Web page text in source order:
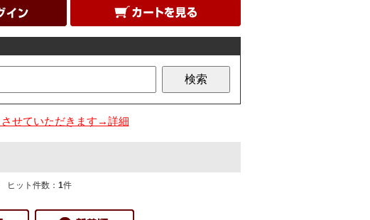
させていただきます→詳細
ット件数： 1件